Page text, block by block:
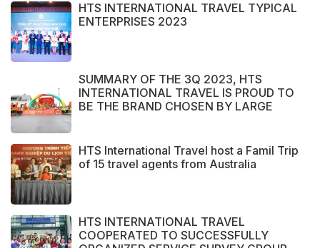
HTS INTERNATIONAL TRAVEL TYPICAL
ENTERPRISES 2023
SUMMARY OF THE 3Q 2023, HTS
INTERNATIONAL TRAVEL IS PROUD TO
BE THE BRAND CHOSEN BY LARGE
HTS International Travel host a Famil Trip
of 15 travel agents from Australia
HTS INTERNATIONAL TRAVEL
COOPERATED TO SUCCESSFULLY